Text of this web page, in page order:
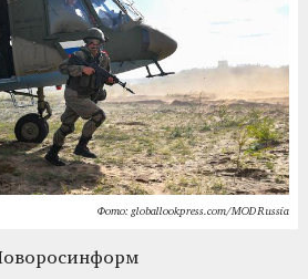
Фото: globallookpress.com/MOD Russia